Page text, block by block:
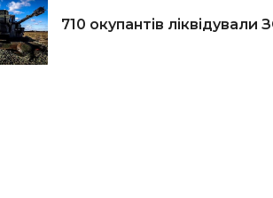
710 окупантів ліквідували